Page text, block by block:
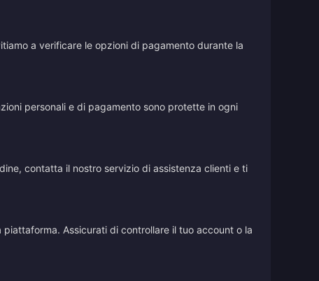
a verificare le opzioni di pagamento durante la
personali e di pagamento sono protette in ogni
contatta il nostro servizio di assistenza clienti e ti
Assicurati di controllare il tuo account o la